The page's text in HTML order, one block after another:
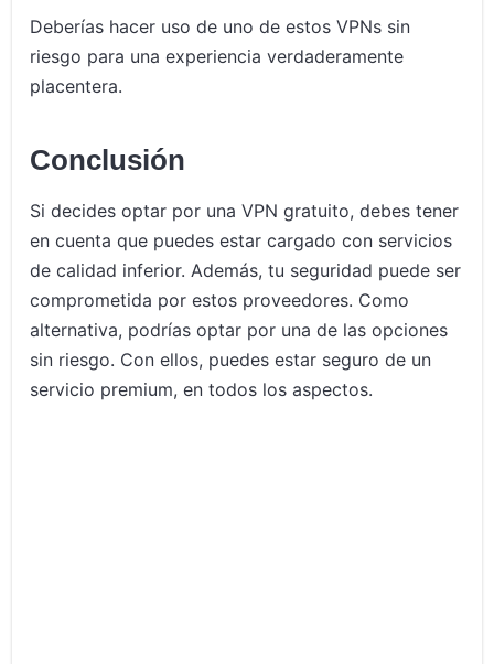
Deberías hacer uso de uno de estos VPNs sin
riesgo para una experiencia verdaderamente
placentera.
Conclusión
Si decides optar por una VPN gratuito, debes tener
en cuenta que puedes estar cargado con servicios
de calidad inferior. Además, tu seguridad puede ser
comprometida por estos proveedores. Como
alternativa, podrías optar por una de las opciones
sin riesgo. Con ellos, puedes estar seguro de un
servicio premium, en todos los aspectos.